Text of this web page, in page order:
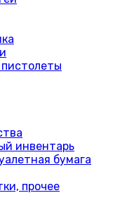
инвентарь
бумага
прочее